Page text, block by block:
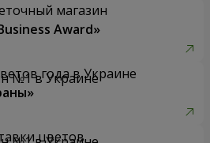
магазин
Award»
года в Украине
цветов